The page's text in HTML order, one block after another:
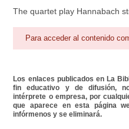
The quartet play Hannabach
Para acceder al contenido
Los enlaces publicados en La
fin educativo y de difusión,
intérprete o empresa, por
que aparece en esta página
infórmenos y se eliminará.